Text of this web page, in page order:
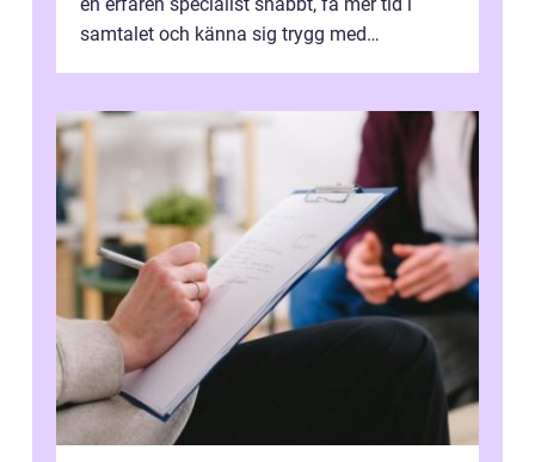
samtalet och känna sig trygg med